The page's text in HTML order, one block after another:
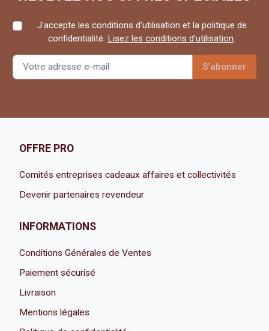
J'accepte les conditions d'utilisation et la politique de
confidentialité. Lisez les conditions d'utilisation.
OFFRE PRO
Comités entreprises cadeaux affaires et collectivités
Devenir partenaires revendeur
INFORMATIONS
Conditions Générales de Ventes
Paiement sécurisé
Livraison
Mentions légales